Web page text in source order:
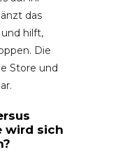
das
und hilft,
Die
Store und
wird sich